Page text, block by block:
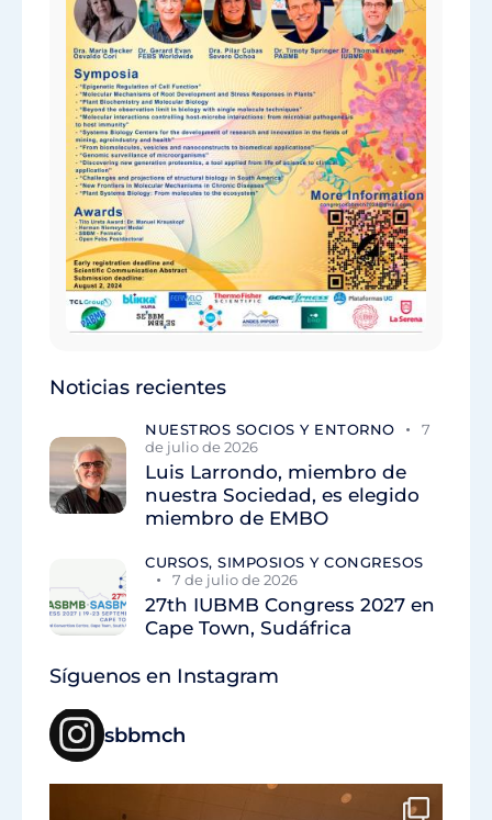
Noticias recientes
NUESTROS SOCIOS Y ENTORNO
7
de julio de 2026
Luis Larrondo, miembro de
nuestra Sociedad, es elegido
miembro de EMBO
CURSOS, SIMPOSIOS Y CONGRESOS
7 de julio de 2026
27th IUBMB Congress 2027 en
Cape Town, Sudáfrica
Síguenos en Instagram
sbbmch